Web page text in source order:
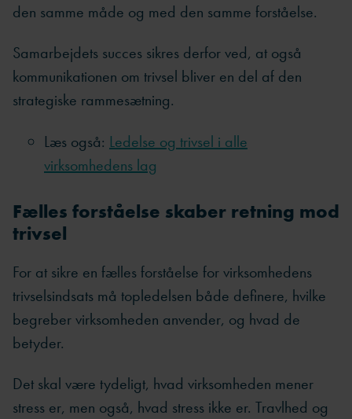
den samme måde og med den samme forståelse.
Samarbejdets succes sikres derfor ved, at også
kommunikationen om trivsel bliver en del af den
strategiske rammesætning.
Læs også: Ledelse og trivsel i alle
virksomhedens lag
Fælles forståelse skaber retning mod
trivsel
For at sikre en fælles forståelse for virksomhedens
trivselsindsats må topledelsen både definere, hvilke
begreber virksomheden anvender, og hvad de
betyder.
Det skal være tydeligt, hvad virksomheden mener
stress er, men også, hvad stress ikke er. Travlhed og